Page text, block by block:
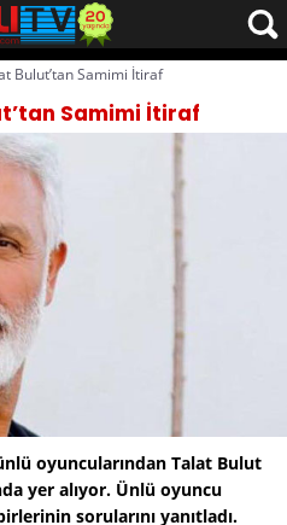
Bulut’tan Samimi İtiraf
Samimi İtiraf
oyuncularından Talat Bulut
yer alıyor. Ünlü oyuncu
sorularını yanıtladı.